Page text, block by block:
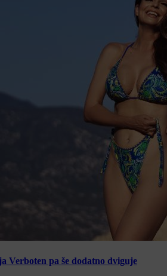
Verboten pa še dodatno dviguje